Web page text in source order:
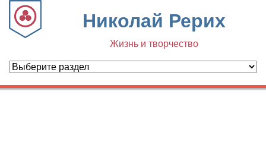
Николай Рерих
Жизнь и творчество